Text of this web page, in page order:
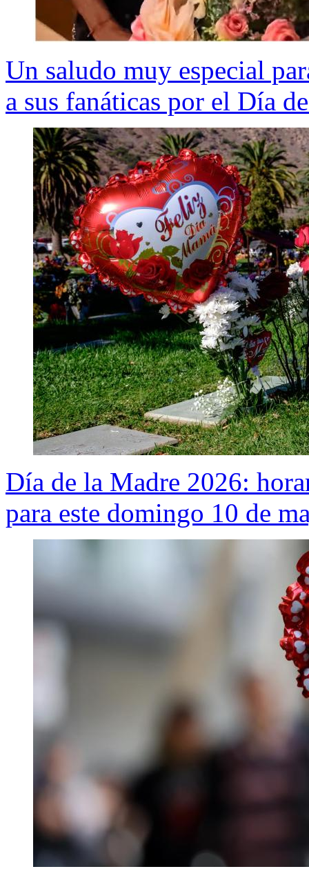
Un saludo muy especial
a sus fanáticas por el Día
Día de la Madre 2026:
para este domingo 10 de